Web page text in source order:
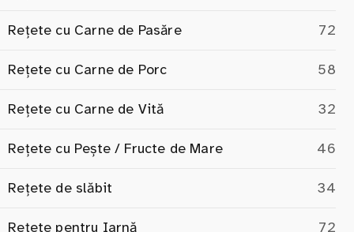
Rețete cu Carne de Pasăre 72
Rețete cu Carne de Porc 58
Rețete cu Carne de Vită 32
Rețete cu Pește / Fructe de Mare 46
Rețete de slăbit 34
Rețete pentru Iarnă 72